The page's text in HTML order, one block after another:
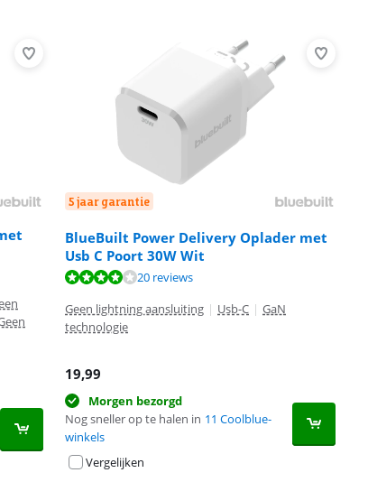
5 jaar garantie
BlueBuilt Power Delivery Oplader met
Usb C Poort 30W Wit
20 reviews
Geen lightning aansluiting | Usb-C | GaN
technologie
19,99
Morgen bezorgd
Nog sneller op te halen in 11 Coolblue-
winkels
Vergelijken